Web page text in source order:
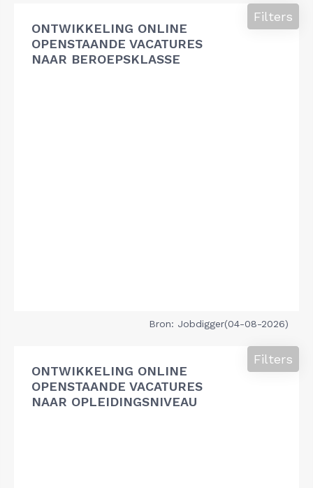
ONTWIKKELING ONLINE
OPENSTAANDE VACATURES
NAAR BEROEPSKLASSE
Filters
Bron: Jobdigger(04-08-2026)
ONTWIKKELING ONLINE
OPENSTAANDE VACATURES
NAAR OPLEIDINGSNIVEAU
Filters